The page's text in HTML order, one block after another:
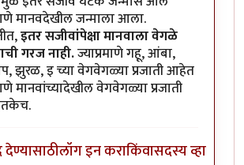
मानवदेखील जन्माला आला.
इतर सजीवांपेक्षा मानवाला वेगळे
गरज नाही.ज्याप्रमाणे गहू, आंबा,
झुरळ, इ च्या वेगवेगळ्या प्रजाती आहेत
मानवांच्यादेखील वेगवेगळ्या प्रजाती
देण्यासाठीलॉग इन कराकिंवासदस्य व्हा